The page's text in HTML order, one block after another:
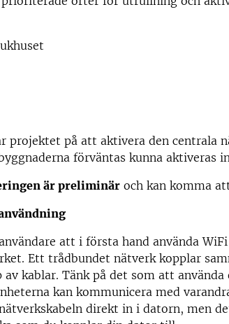
projektet på att aktivera den centrala
förväntas kunna aktiveras
är preliminär och kan komma
att i första hand använda
Ett trådbundet nätverk kopplar
kablar. Tänk på det som att
kan kommunicera med
direkt in i datorn, men